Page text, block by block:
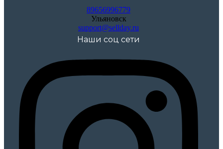
89656996779
Ульяновск
support@sellday.ru
Наши соц сети